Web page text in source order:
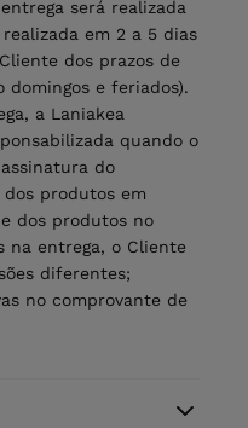
será realizada
em 2 a 5 dias
dos prazos de
e feriados).
a Laniakea
quando o
do
produtos em
dos produtos no
na entrega, o Cliente
diferentes;
no comprovante de